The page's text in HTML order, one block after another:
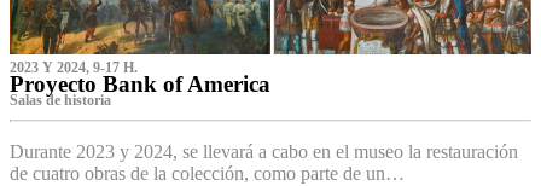
2023 Y 2024, 9-17 H.
Proyecto Bank of America
S‌alas de historia
Durante 2023 y 2024, se llevará a cabo en el museo la restauración
de cuatro obras de la colección, como parte de un…